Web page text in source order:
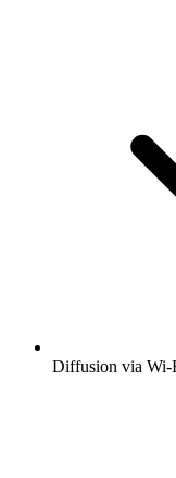
Diffusion via Wi-